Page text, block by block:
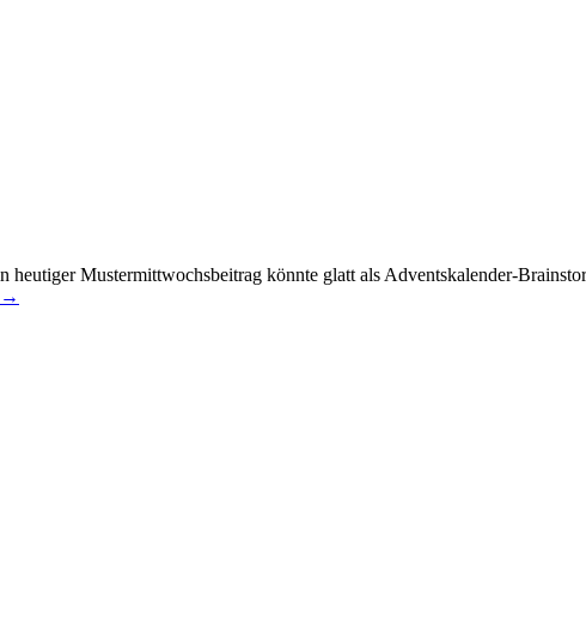
Mustermittwochsbeitrag könnte glatt als Adventskalender-
→